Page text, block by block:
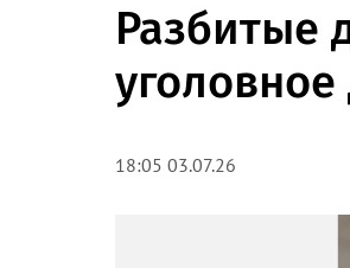
Разбитые
уголовное
18:05 03.07.26